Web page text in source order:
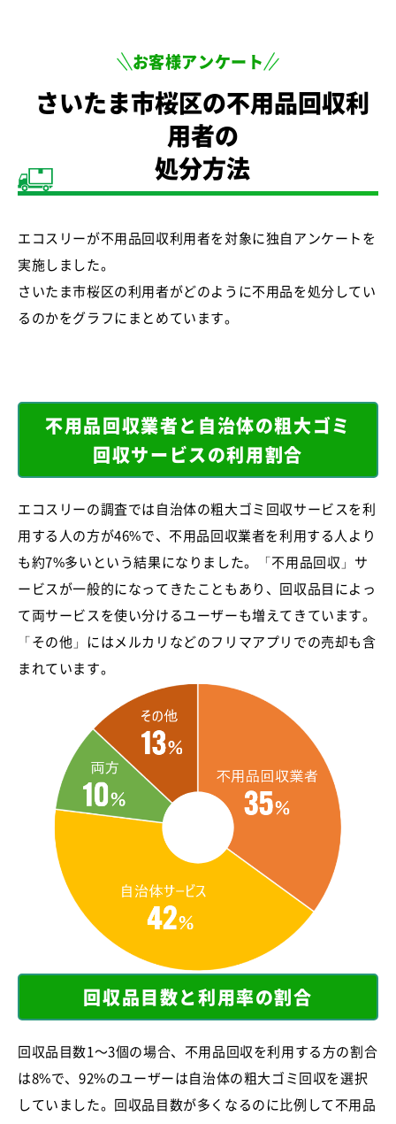
お客様アンケート
さいたま市桜区の不用品回収利
用者の
処分方法
エコスリーが不用品回収利用者を対象に独自アンケートを
実施しました。
さいたま市桜区の利用者がどのように不用品を処分してい
るのかをグラフにまとめています。
不用品回収業者と自治体の粗大ゴミ
回収サービスの利用割合
エコスリーの調査では自治体の粗大ゴミ回収サービスを利
用する人の方が46%で、不用品回収業者を利用する人より
も約7%多いという結果になりました。「不用品回収」サ
ービスが一般的になってきたこともあり、回収品目によっ
て両サービスを使い分けるユーザーも増えてきています。
「その他」にはメルカリなどのフリマアプリでの売却も含
まれています。
回収品目数と利用率の割合
回収品目数1～3個の場合、不用品回収を利用する方の割合
は8%で、92%のユーザーは自治体の粗大ゴミ回収を選択
していました。回収品目数が多くなるのに比例して不用品